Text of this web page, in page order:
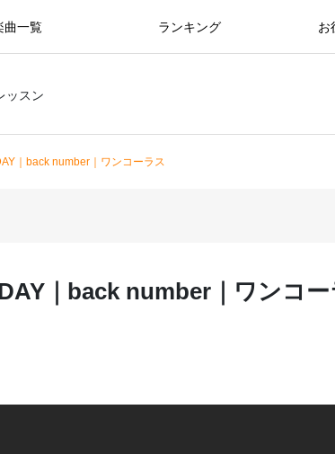
ッスン
曲一覧 ランキング お
｜back number｜ワンコーラス
｜back number｜ワンコー